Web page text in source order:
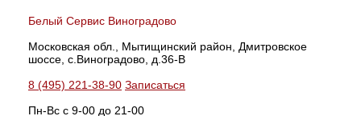
Белый Сервис Виноградово
Московская обл., Мытищинский район, Дмитровское
шоссе, с.Виноградово, д.36-В
8 (495) 221-38-90 Записаться
Пн-Вс с 9-00 до 21-00